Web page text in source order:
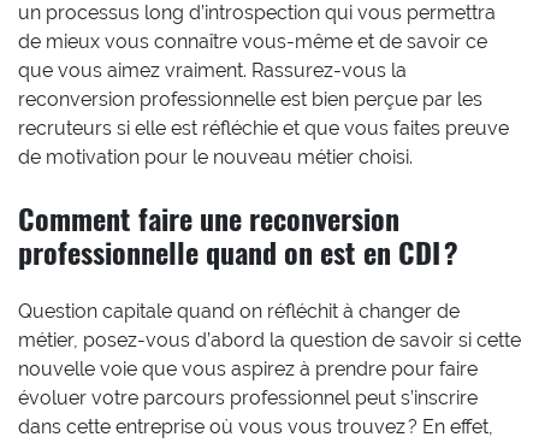
un processus long d’introspection qui vous permettra
de mieux vous connaître vous-même et de savoir ce
que vous aimez vraiment. Rassurez-vous la
reconversion professionnelle est bien perçue par les
recruteurs si elle est réfléchie et que vous faites preuve
de motivation pour le nouveau métier choisi.
Comment faire une reconversion
professionnelle quand on est en CDI ?
Question capitale quand on réfléchit à changer de
métier, posez-vous d’abord la question de savoir si cette
nouvelle voie que vous aspirez à prendre pour faire
évoluer votre parcours professionnel peut s’inscrire
dans cette entreprise où vous vous trouvez ? En effet,